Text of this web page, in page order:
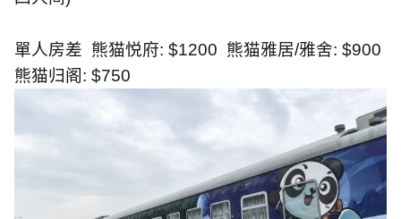
單人房差 熊猫悦府: $1200 熊猫雅居/雅舍: $900
熊猫归阁: $750